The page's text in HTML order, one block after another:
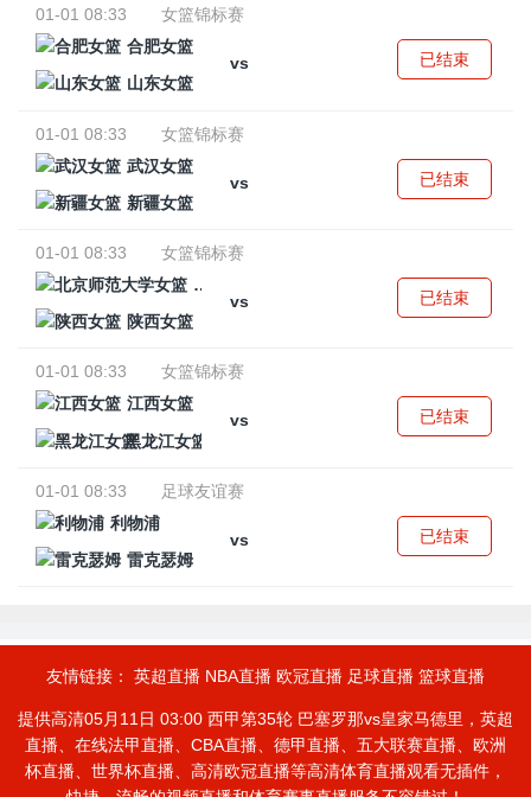
01-01 08:33
女篮锦标赛
合肥女篮
vs
山东女篮
已结束
01-01 08:33
女篮锦标赛
武汉女篮
vs
新疆女篮
已结束
01-01 08:33
女篮锦标赛
北京师范大学女篮
vs
陕西女篮
已结束
01-01 08:33
女篮锦标赛
江西女篮
vs
黑龙江女篮
已结束
01-01 08:33
足球友谊赛
利物浦
vs
雷克瑟姆
已结束
友情链接： 英超直播 NBA直播 欧冠直播 足球直播 篮球直播
提供高清05月11日 03:00 西甲第35轮 巴塞罗那vs皇家马德里，英超
直播、在线法甲直播、CBA直播、德甲直播、五大联赛直播、欧洲
杯直播、世界杯直播、高清欧冠直播等高清体育直播观看无插件，